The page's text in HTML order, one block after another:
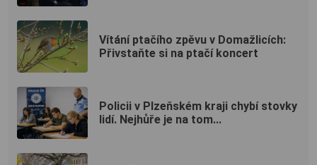
Vítání ptačího zpěvu v Domažlicích:
Přivstaňte si na ptačí koncert
Policii v Plzeňském kraji chybí stovky
lidí. Nejhůře je na tom...